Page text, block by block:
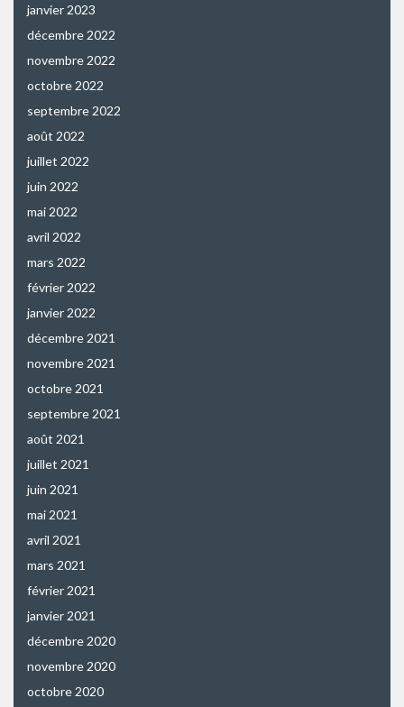
janvier 2023
décembre 2022
novembre 2022
octobre 2022
septembre 2022
août 2022
juillet 2022
juin 2022
mai 2022
avril 2022
mars 2022
février 2022
janvier 2022
décembre 2021
novembre 2021
octobre 2021
septembre 2021
août 2021
juillet 2021
juin 2021
mai 2021
avril 2021
mars 2021
février 2021
janvier 2021
décembre 2020
novembre 2020
octobre 2020